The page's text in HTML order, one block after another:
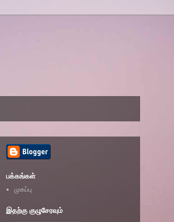
பக்கங்கள்
முகப்பு
இதற்கு குழுசேரவும்